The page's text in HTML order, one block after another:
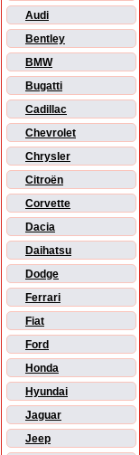
Audi
Bentley
BMW
Bugatti
Cadillac
Chevrolet
Chrysler
Citroën
Corvette
Dacia
Daihatsu
Dodge
Ferrari
Fiat
Ford
Honda
Hyundai
Jaguar
Jeep